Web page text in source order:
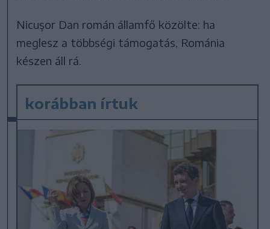
Nicuşor Dan román államfő közölte: ha
meglesz a többségi támogatás, Románia
készen áll rá.
korábban írtuk